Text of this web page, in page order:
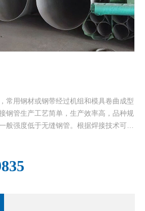
常用钢材或钢带经过机组和模具卷曲成型
钢管生产工艺简单，生产效率高，品种规
般强度低于无缝钢管。根据焊接技术可分
按焊缝形式分为直缝焊管和螺旋焊管。按